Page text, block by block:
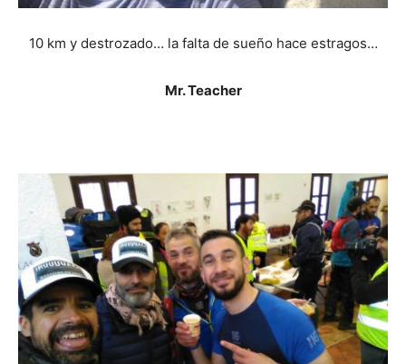
10 km y destrozado… la falta de sueño hace estragos…
Mr. Teacher